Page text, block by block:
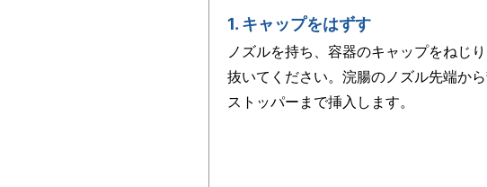
1. キャップをはずす
ノズルを持ち、容器のキャップをねじ
抜いてください。浣腸のノズル先端か
ストッパーまで挿入します。